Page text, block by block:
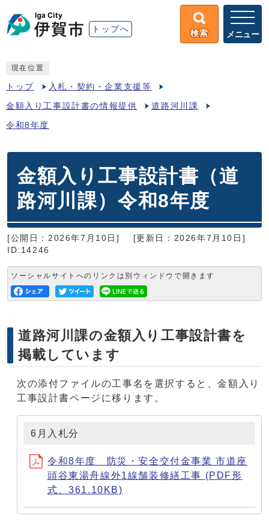
トップへ 検索 メニュー
現在位置
トップ 入札・契約・企業支援等
金額入り工事設計書の情報提供 道路河川課
令和8年度
金額入り工事設計書（道
路河川課）令和8年度
[公開日：2026年7月10日]
[更新日：2026年7月10日]
ID:14246
ソーシャルサイトへのリンクは別ウィンドウで開きます
道路河川課の金額入り工事設計書を
掲載しています
次の添付ファイルの工事名を選択すると、金額入り
工事設計書ページに移ります。
6月入札分
令和8年度 防災・安全交付金事業 市道座
頭谷東湯舟線外1線舗装修繕工事 (PDF形
式、361.10KB)